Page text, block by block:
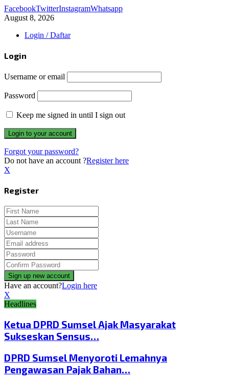
FacebookTwitterInstagramWhatsapp
August 8, 2026
Login / Daftar
Login
Username or email
Password
Keep me signed in until I sign out
Forgot your password?
Do not have an account ?Register here
X
Register
Have an account?Login here
X
Headlines
Ketua DPRD Sumsel Ajak Masyarakat
Sukseskan Sensus…
DPRD Sumsel Menyoroti Lemahnya
Pengawasan Pajak Bahan…